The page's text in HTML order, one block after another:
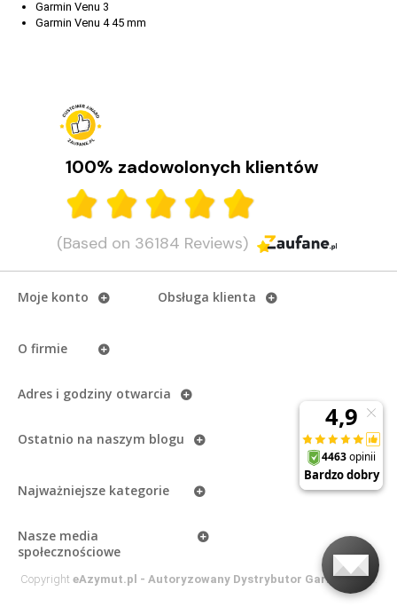
Garmin Venu 3
Garmin Venu 4 45 mm
100% zadowolonych klientów
(Based on 36184 Reviews)
Moje konto
O firmie
Obsługa klienta
Adres i godziny otwarcia
Ostatnio na naszym blogu
Najważniejsze kategorie
Nasze media
społecznościowe
Copyright eAzymut.pl - Autoryzowany Dystrybutor Garmin2026.